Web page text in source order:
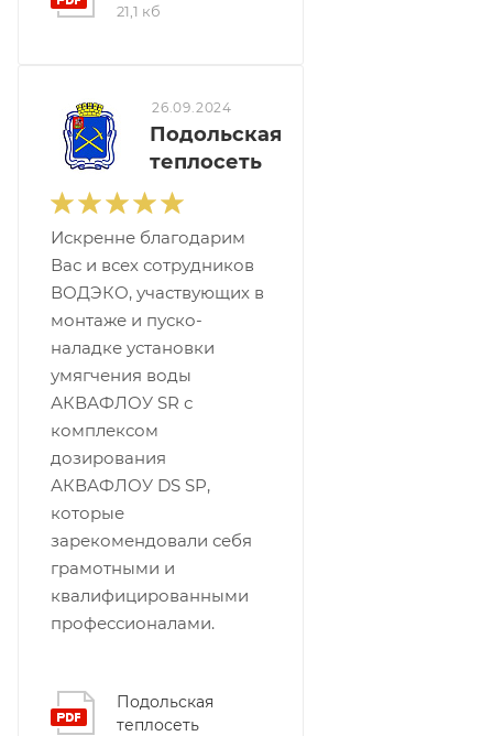
21,1 кб
26.09.2024
Подольская
теплосеть
Искренне благодарим
Вас и всех сотрудников
ВОДЭКО, участвующих в
монтаже и пуско-
наладке установки
умягчения воды
АКВАФЛОУ SR с
комплексом
дозирования
АКВАФЛОУ DS SP,
которые
зарекомендовали себя
грамотными и
квалифицированными
профессионалами.
Подольская
теплосеть